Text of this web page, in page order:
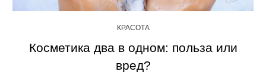
КРАСОТА
Косметика два в одном: польза или
вред?